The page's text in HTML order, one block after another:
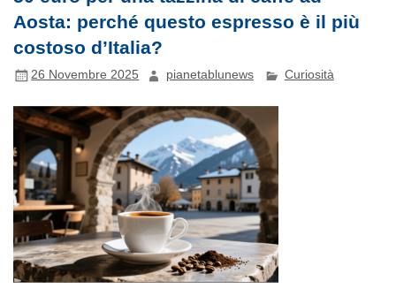
Aosta: perché questo espresso è il più
costoso d’Italia?
26 Novembre 2025 pianetablunews Curiosità